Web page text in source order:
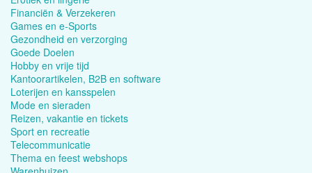
Financiën & Verzekeren
Games en e-Sports
Gezondheid en verzorging
Goede Doelen
Hobby en vrije tijd
Kantoorartikelen, B2B en software
Loterijen en kansspelen
Mode en sieraden
Reizen, vakantie en tickets
Sport en recreatie
Telecommunicatie
Thema en feest webshops